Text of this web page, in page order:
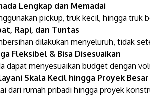
Lengkap dan Memadai
pickup, truk kecil, hingga truk
Rapi, dan Tuntas
dilakukan menyeluruh, tidak
Fleksibel & Bisa Disesuaikan
dapat menyesuaikan budget dengan
Skala Kecil hingga Proyek Besar
dari rumah pribadi hingga proyek